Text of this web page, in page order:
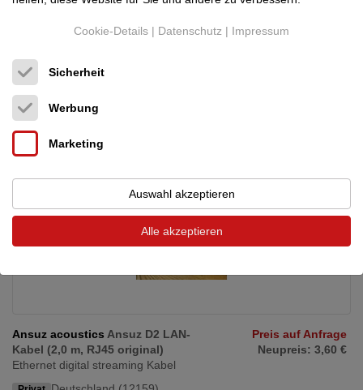
Ansuz Ethernet D-TC2 - Used - 2m This cable will lift the audio
Ansuz acoustics Ansuz D2 LAN-
Kabel (2,0 m, RJ45 original)
Ethernet digital streaming Kabel
Preis auf Anfrage
Neupreis: 3,60 €
Cookie-Details | Datenschutz | Impressum
Sicherheit
Werbung
Marketing
Auswahl akzeptieren
Alle akzeptieren